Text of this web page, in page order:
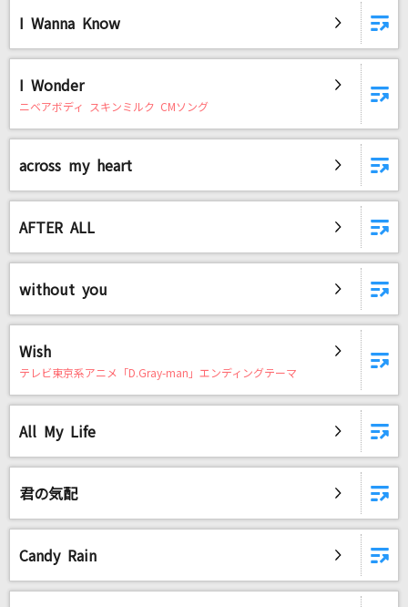
RADWIMPS
BUMP OF CHICKEN
ベテルギウス
lulu.
Mrs. GREEN APPLE
AI
Day N Night (feat. G-k.i.d,guca owl & KEIJ
U)
アイノマテリアル
Junky
I Wanna Know
I Wonder
ニベアボディ スキンミルク CMソング
across my heart
AFTER ALL
without you
Wish
テレビ東京系アニメ「D.Gray-man」エンディングテーマ
All My Life
君の気配
Candy Rain